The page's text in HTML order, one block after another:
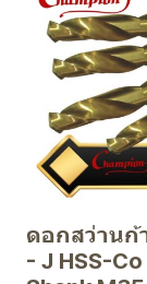
ดอกสว่านก้
- J HSS-